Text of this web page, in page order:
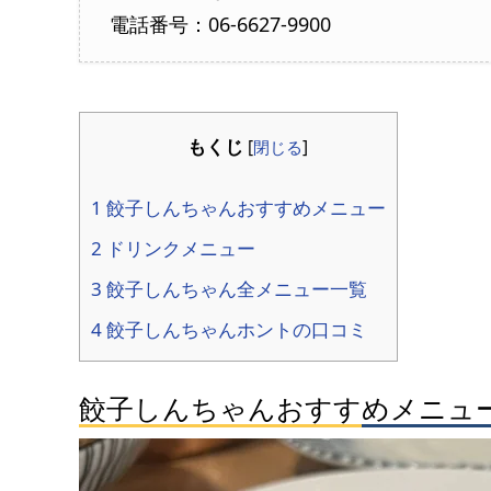
電話番号：06-6627-9900
もくじ [閉じる]
1 餃子しんちゃんおすすめメニュー
2 ドリンクメニュー
3 餃子しんちゃん全メニュー一覧
4 餃子しんちゃんホントの口コミ
餃子しんちゃんおすすめメニュ